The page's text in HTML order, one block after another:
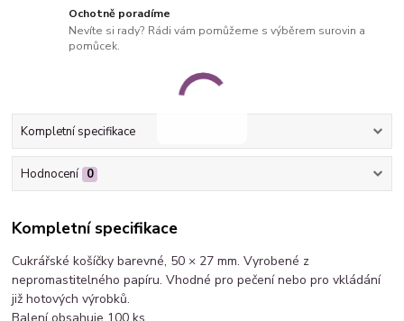
Ochotně poradíme
Nevíte si rady? Rádi vám pomůžeme s výběrem surovin a
pomůcek.
Kompletní specifikace
Hodnocení 0
Kompletní specifikace
Cukrářské košíčky barevné, 50 × 27 mm. Vyrobené z
nepromastitelného papíru. Vhodné pro pečení nebo pro vkládání
již hotových výrobků.
Balení obsahuje 100 ks.